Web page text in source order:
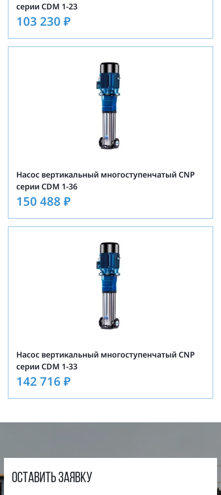
серии CDM 1-23
103 230 ₽
Насос вертикальный многоступенчатый CNP
серии CDM 1-36
150 488 ₽
Насос вертикальный многоступенчатый CNP
серии CDM 1-33
142 716 ₽
оставить заявку